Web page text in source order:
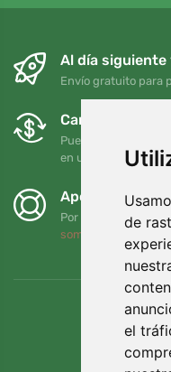
de
el
Al día
Envío gratuito para
Cambios y
Puede devolver o
en un plazo de 90
Apoyamos a
Por cada pedido
somos